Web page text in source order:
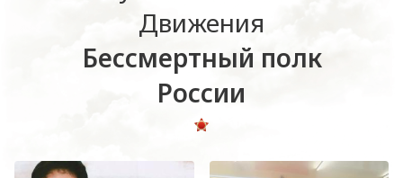
Движения
Бессмертный полк
России